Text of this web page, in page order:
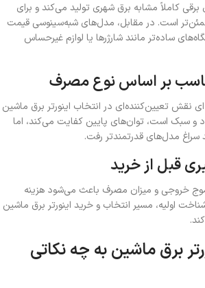
کاملاً مشابه برق شهری تولید می‌کند و برای
است. در مقابل، مدل‌های شبه‌سینوسی قیمت
ساده‌تر مانند شارژرها یا لوازم غیرحساس
بر اساس نوع مصرف
نقش تعیین‌کننده‌ای در انتخاب اینورتر برق ماشین
و سبک است، توان‌های پایین کفایت می‌کند، اما
سراغ مدل‌های قدرتمندتر رفت.
قبل از خرید
خروجی و میزان مصرف باعث می‌شود هزینه
اولیه، مسیر انتخاب و خرید اینورتر برق ماشین
برق ماشین به چه نکاتی